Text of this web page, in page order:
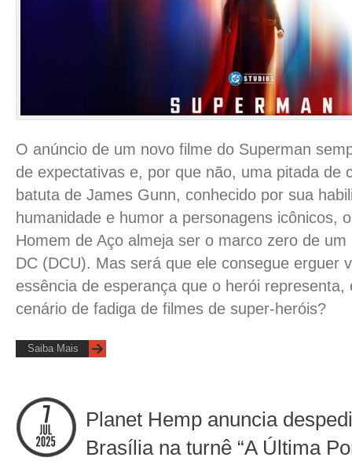
O anúncio de um novo filme do Superman
de expectativas e, por que não, uma pitada de
batuta de James Gunn, conhecido por sua
humanidade e humor a personagens icônicos,
Homem de Aço almeja ser o marco zero de
DC (DCU). Mas será que ele consegue erguer
essência de esperança que o herói representa,
cenário de fadiga de filmes de super-heróis?
Saiba Mais
Planet Hemp anuncia
Brasília na turnê “A Última